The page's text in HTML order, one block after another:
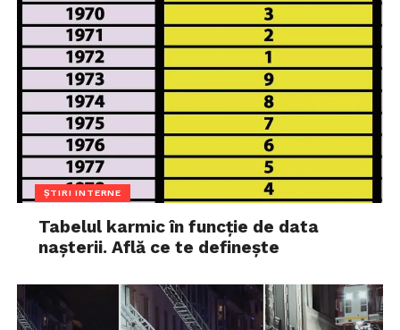
ȘTIRI INTERNE
Tabelul karmic în funcție de data
nașterii. Află ce te definește